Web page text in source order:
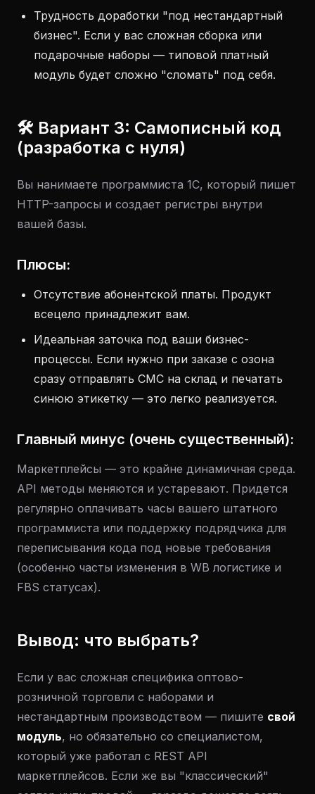
Трудность доработки "под нестандартный
бизнес". Если у вас сложная сборка или
подарочные наборы — типовой платный
модуль будет сложно "сломать" под себя.
🛠 Вариант 3: Самописный код
(разработка с нуля)
Вы нанимаете программиста 1С, который пишет
HTTP-запросы и создает регистры внутри
вашей базы.
Плюсы:
Отсутствие абонентской платы. Продукт
всецело принадлежит вам.
Идеальная заточка под ваши бизнес-
процессы. Если нужно при заказе с озона
сразу отправлять СМС на склад и печатать
синюю этикетку — это легко реализуется.
Главный минус (очень существенный):
Маркетплейсы — это крайне динамичная среда.
API методы меняются и устаревают. Придется
регулярно оплачивать часы вашего штатного
программиста или поддержку подрядчика для
переписывания кода под новые требования
(особенно часты изменения в WB логистике и
FBS статусах).
Вывод: что выбрать?
Если у вас сложная специфика оптово-
розничной торговли с наборами и
нестандартным производством — пишите свой
модуль, но обязательно со специалистом,
который уже работал с REST API
маркетплейсов. Если же вы "классический"